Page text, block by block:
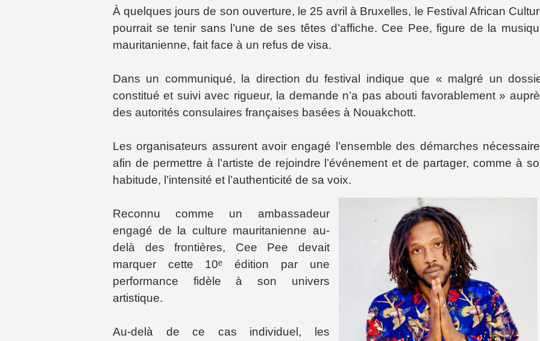
À quelques jours de son ouverture, le 25 avril à Bruxelles, le Festival African
pourrait se tenir sans l’une de ses têtes d’affiche. Cee Pee, figure de la
mauritanienne, fait face à un refus de visa.
Dans un communiqué, la direction du festival indique que « malgré un
constitué et suivi avec rigueur, la demande n’a pas abouti favorablement »
des autorités consulaires françaises basées à Nouakchott.
Les organisateurs assurent avoir engagé l’ensemble des démarches
afin de permettre à l’artiste de rejoindre l’événement et de partager, comme à
habitude, l’intensité et l’authenticité de sa voix.
Reconnu comme un ambassadeur
engagé de la culture mauritanienne au-
delà des frontières, Cee Pee devait
marquer cette 10ᵉ édition par une
performance fidèle à son univers
artistique.
Au-delà de ce cas individuel, les